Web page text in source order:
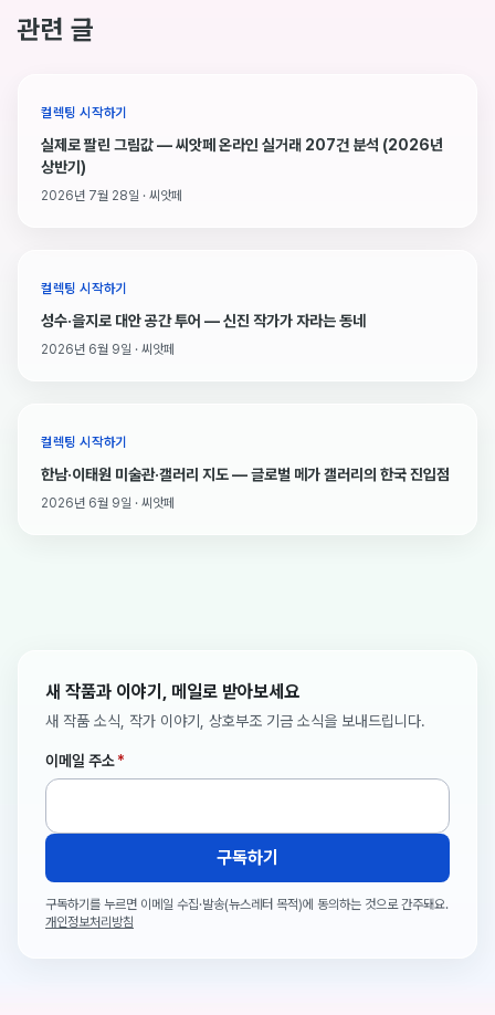
관련 글
컬렉팅 시작하기
실제로 팔린 그림값 — 씨앗페 온라인 실거래 207건 분석 (2026년
상반기)
2026년 7월 28일 · 씨앗페
컬렉팅 시작하기
성수·을지로 대안 공간 투어 — 신진 작가가 자라는 동네
2026년 6월 9일 · 씨앗페
컬렉팅 시작하기
한남·이태원 미술관·갤러리 지도 — 글로벌 메가 갤러리의 한국 진입점
2026년 6월 9일 · 씨앗페
새 작품과 이야기, 메일로 받아보세요
새 작품 소식, 작가 이야기, 상호부조 기금 소식을 보내드립니다.
이메일 주소*
구독하기
구독하기를 누르면 이메일 수집·발송(뉴스레터 목적)에 동의하는 것으로 간주돼요.
개인정보처리방침